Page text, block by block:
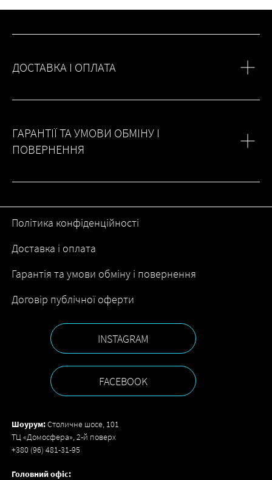
ДОСТАВКА І ОПЛАТА
ГАРАНТІЇ ТА УМОВИ ОБМІНУ І
ПОВЕРНЕННЯ
Доставка і оплата
Головний офіс:
Політика конфіденційності
Договір публічної оферти
Гарантія та умови обміну і повернення
FACEBOOK
INSTAGRAM
Шоурум:Столичне шосе, 101
ТЦ «Домосфера», 2-й поверх
+380 (96) 481-31-95